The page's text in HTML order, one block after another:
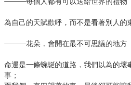
為自己的天賦歡呼，而不是看著別人的
———花朵，會開在最不可思議的地方
命運是一條蜿蜒的道路，我們以為的壞
事；